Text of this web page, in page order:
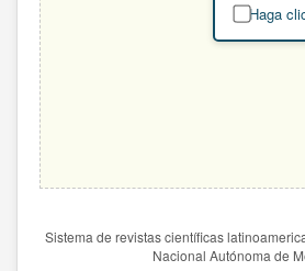
Haga
Sistema de revistas científicas
Nacional Autónoma de